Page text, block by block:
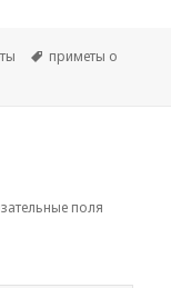
Метки
приметы о
поля